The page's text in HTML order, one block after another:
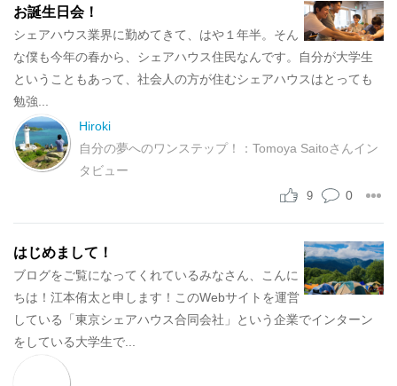
お誕生日会！
シェアハウス業界に勤めてきて、はや１年半。そん
な僕も今年の春から、シェアハウス住民なんです。自分が大学生
ということもあって、社会人の方が住むシェアハウスはとっても
勉強...
Hiroki
自分の夢へのワンステップ！：Tomoya Saitoさんイン
タビュー
0
9
はじめまして！
ブログをご覧になってくれているみなさん、こんに
ちは！江本侑太と申します！このWebサイトを運営
している「東京シェアハウス合同会社」という企業でインターン
をしている大学生で...